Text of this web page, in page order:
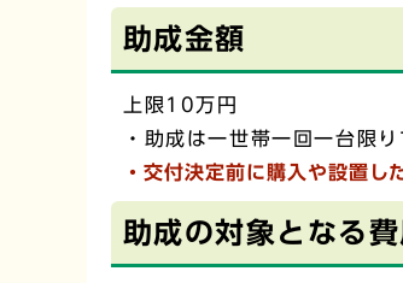
助成金額
上限10万円
・助成は一世帯一回一台限り
・交付決定前に購入や設置し
助成の対象となる費